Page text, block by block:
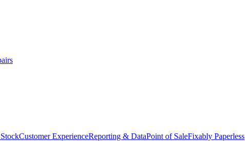
Customer ExperienceReporting & DataPoint of SaleFixably Paperless